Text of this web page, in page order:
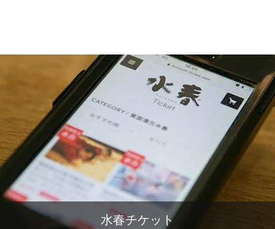
水春チケット